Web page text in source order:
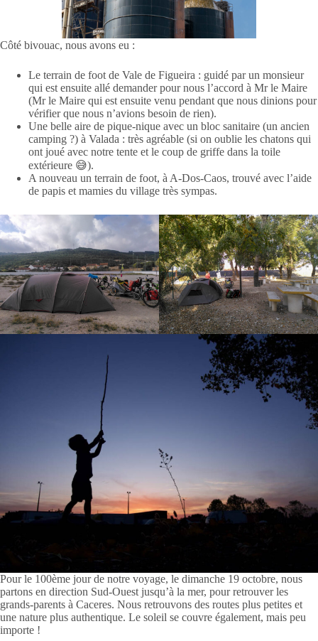
Côté bivouac, nous avons eu :
Le terrain de foot de Vale de Figueira : guidé par un monsieur
qui est ensuite allé demander pour nous l’accord à Mr le Maire
(Mr le Maire qui est ensuite venu pendant que nous dinions pour
vérifier que nous n’avions besoin de rien).
Une belle aire de pique-nique avec un bloc sanitaire (un ancien
camping ?) à Valada : très agréable (si on oublie les chatons qui
ont joué avec notre tente et le coup de griffe dans la toile
extérieure 😅).
A nouveau un terrain de foot, à A-Dos-Caos, trouvé avec l’aide
de papis et mamies du village très sympas.
Pour le 100ème jour de notre voyage, le dimanche 19 octobre, nous
partons en direction Sud-Ouest jusqu’à la mer, pour retrouver les
grands-parents à Caceres. Nous retrouvons des routes plus petites et
une nature plus authentique. Le soleil se couvre également, mais peu
importe !